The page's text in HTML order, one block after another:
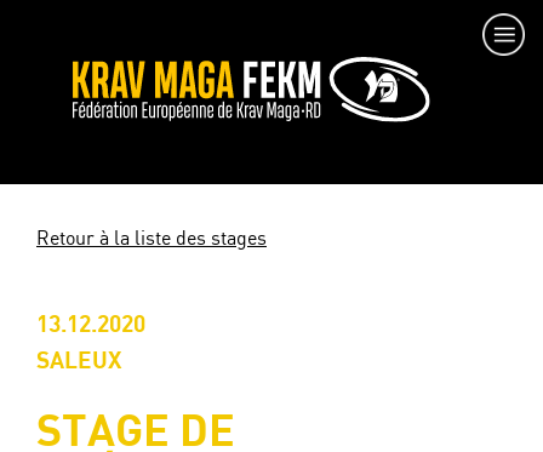
Retour à la liste des stages
13.12.2020
SALEUX
STAGE DE